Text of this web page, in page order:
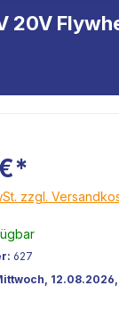
20V
zzgl.
627
12.08.2026,